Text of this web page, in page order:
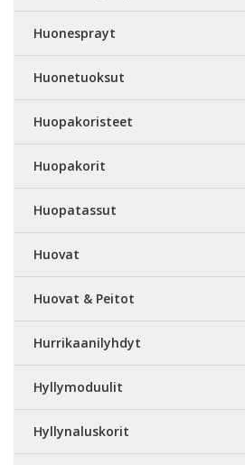
Huonesprayt
Huonetuoksut
Huopakoristeet
Huopakorit
Huopatassut
Huovat
Huovat & Peitot
Hurrikaanilyhdyt
Hyllymoduulit
Hyllynaluskorit